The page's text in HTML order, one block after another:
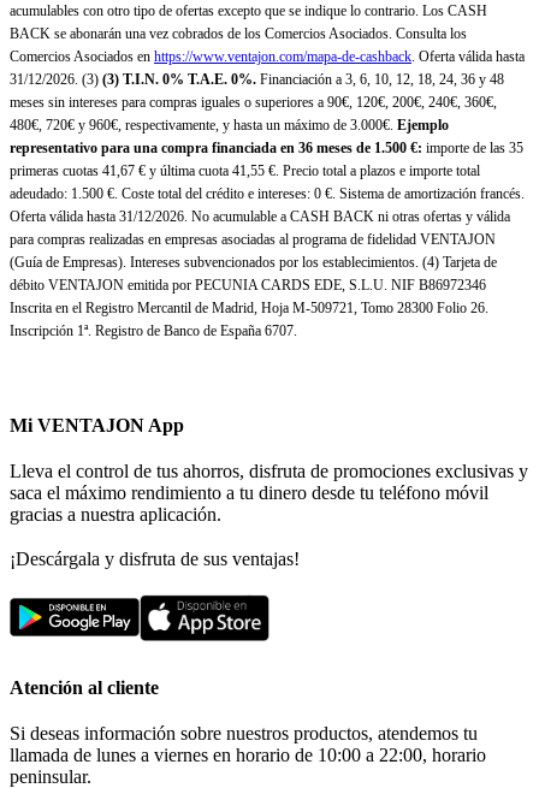
acumulables con otro tipo de ofertas excepto que se indique lo contrario. Los CASH
BACK se abonarán una vez cobrados de los Comercios Asociados. Consulta los
Comercios Asociados en https://www.ventajon.com/mapa-de-cashback. Oferta válida hasta
31/12/2026. (3) (3) T.I.N. 0% T.A.E. 0%. Financiación a 3, 6, 10, 12, 18, 24, 36 y 48
meses sin intereses para compras iguales o superiores a 90€, 120€, 200€, 240€, 360€,
480€, 720€ y 960€, respectivamente, y hasta un máximo de 3.000€. Ejemplo
representativo para una compra financiada en 36 meses de 1.500 €: importe de las 35
primeras cuotas 41,67 € y última cuota 41,55 €. Precio total a plazos e importe total
adeudado: 1.500 €. Coste total del crédito e intereses: 0 €. Sistema de amortización francés.
Oferta válida hasta 31/12/2026. No acumulable a CASH BACK ni otras ofertas y válida
para compras realizadas en empresas asociadas al programa de fidelidad VENTAJON
(Guía de Empresas). Intereses subvencionados por los establecimientos. (4) Tarjeta de
débito VENTAJON emitida por PECUNIA CARDS EDE, S.L.U. NIF B86972346
Inscrita en el Registro Mercantil de Madrid, Hoja M-509721, Tomo 28300 Folio 26.
Inscripción 1ª. Registro de Banco de España 6707.
Mi VENTAJON App
Lleva el control de tus ahorros, disfruta de promociones exclusivas y
saca el máximo rendimiento a tu dinero desde tu teléfono móvil
gracias a nuestra aplicación.
¡Descárgala y disfruta de sus ventajas!
Atención al cliente
Si deseas información sobre nuestros productos, atendemos tu
llamada de lunes a viernes en horario de 10:00 a 22:00, horario
peninsular.